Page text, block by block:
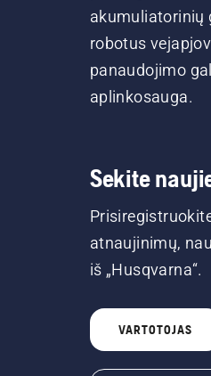
akumuliatorinių
robotus
panaudojimo
aplinkosauga.
Sekite
atnaujinimų,
iš „Husqvarna“.
VARTOTOJAS